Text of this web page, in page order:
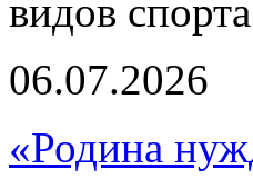
видов
06.07.2026
«Родина